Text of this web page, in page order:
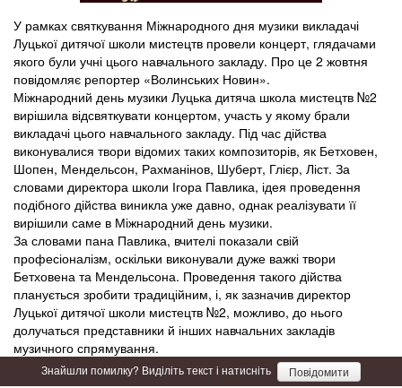
У рамках святкування Міжнародного дня музики викладачі
Луцької дитячої школи мистецтв провели концерт, глядачами
якого були учні цього навчального закладу. Про це 2 жовтня
повідомляє репортер «Волинських Новин».
Міжнародний день музики Луцька дитяча школа мистецтв №2
вирішила відсвяткувати концертом, участь у якому брали
викладачі цього навчального закладу. Під час дійства
виконувалися твори відомих таких композиторів, як Бетховен,
Шопен, Мендельсон, Рахманінов, Шуберт, Глієр, Ліст. За
словами директора школи Ігора Павлика, ідея проведення
подібного дійства виникла уже давно, однак реалізувати її
вирішили саме в Міжнародний день музики.
За словами пана Павлика, вчителі показали свій
професіоналізм, оскільки виконували дуже важкі твори
Бетховена та Мендельсона. Проведення такого дійства
планується зробити традиційним, і, як зазначив директор
Луцької дитячої школи мистецтв №2, можливо, до нього
долучаться представники й інших навчальних закладів
музичного спрямування.
Знайшли помилку? Виділіть текст і натисніть Повідомити